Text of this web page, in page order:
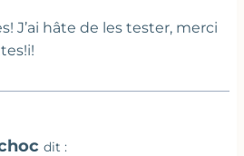
J’ai hâte de les tester, merci
dit :